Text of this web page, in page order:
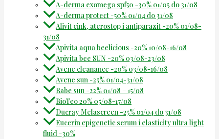
A-derma exomega spf50 -30% 01/05 do 31/08
A-derma protect -50% 01/04 do 31/08
Alivit cink, aterostop i antiparazit -20% 01/08-
31/08
Apivita aqua beelicious -20% 10/08-16/08
Apivita bee SUN -20% 03/08-23/08
Avene cleanance -20% 03/08-16/08
Avene sun -25% 01/04-31/08
Babe sun -22% 01/08 – 15/08
BioTeo 20% 05/08-17/08
Ducray Melascreen -25% 01/04 do 31/08
Eucerin epigenetic serum i elasticity ultra light
fluid -30%